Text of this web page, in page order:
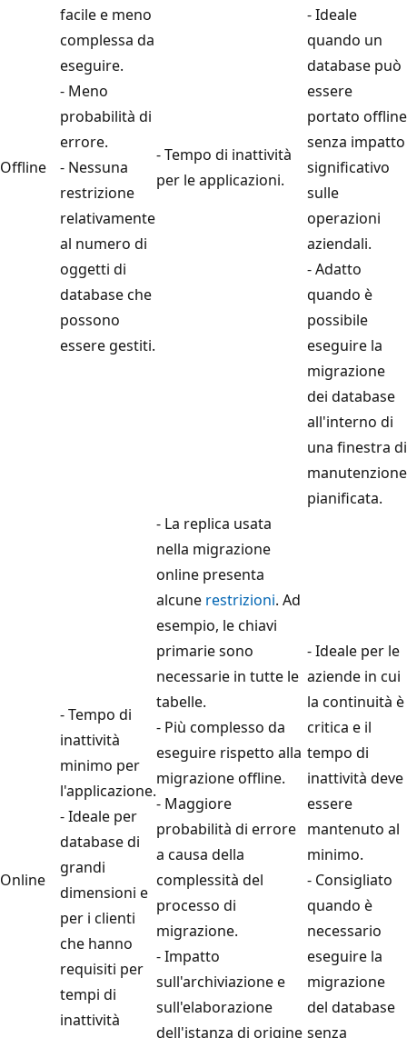
Offline
facile e meno
complessa da
eseguire.
- Meno
probabilità di
errore.
- Nessuna
restrizione
relativamente
al numero di
oggetti di
database che
possono
essere gestiti.
- Tempo di inattività
per le applicazioni.
- Ideale
quando un
database può
essere
portato offline
senza impatto
significativo
sulle
operazioni
aziendali.
- Adatto
quando è
possibile
eseguire la
migrazione
dei database
all'interno di
una finestra di
manutenzione
pianificata.
Online
- Tempo di
inattività
minimo per
l'applicazione.
- Ideale per
database di
grandi
dimensioni e
per i clienti
che hanno
requisiti per
tempi di
inattività
- La replica usata
nella migrazione
online presenta
alcune restrizioni. Ad
esempio, le chiavi
primarie sono
necessarie in tutte le
tabelle.
- Più complesso da
eseguire rispetto alla
migrazione offline.
- Maggiore
probabilità di errore
a causa della
complessità del
processo di
migrazione.
- Impatto
sull'archiviazione e
sull'elaborazione
dell'istanza di origine
- Ideale per le
aziende in cui
la continuità è
critica e il
tempo di
inattività deve
essere
mantenuto al
minimo.
- Consigliato
quando è
necessario
eseguire la
migrazione
del database
senza